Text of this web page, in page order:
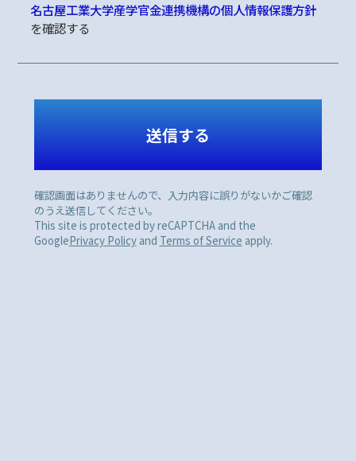
名古屋工業大学産学官金連携機構の個人情報保護方針
を確認する
確認画面はありませんので、入力内容に誤りがないかご確認
のうえ送信してください。
This site is protected by reCAPTCHA and the
GooglePrivacy Policyand Terms of Service apply.